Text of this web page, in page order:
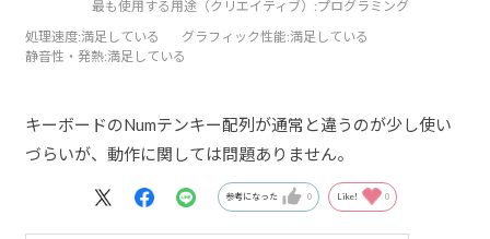
最も使用する用途（クリエイティブ）:プログラミング
処理速度:満足している グラフィック性能:満足している
静音性・発熱:満足している
キーボードのNumテンキー配列が通常と違うのが少し使い
づらいが、動作に関しては問題ありません。
参考になった 0 Like! 0